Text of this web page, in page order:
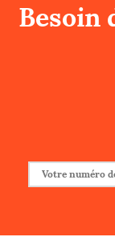
Besoin